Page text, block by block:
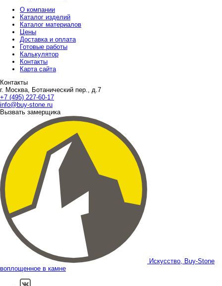
О компании
Каталог изделий
Каталог материалов
Цены
Доставка и оплата
Готовые работы
Калькулятор
Контакты
Карта сайта
Контакты
г. Москва, Ботанический пер., д.7
+7 (495) 227-60-17
info@buy-stone.ru
Вызвать замерщика
Искусство, Buy-Stone
воплощенное в камне